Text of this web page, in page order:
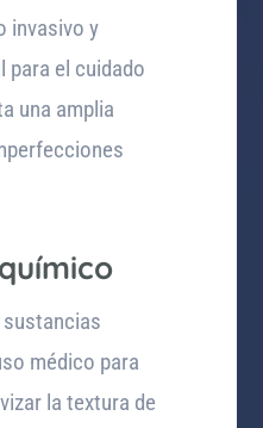
invasivo y
para el cuidado
una amplia
médico para
la textura de